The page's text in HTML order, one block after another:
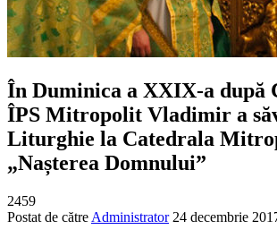
În Duminica a XXIX-a după
ÎPS Mitropolit Vladimir a
Liturghie la Catedrala
„Nașterea Domnului”
2459
Postat de către Administrator 24 decembrie